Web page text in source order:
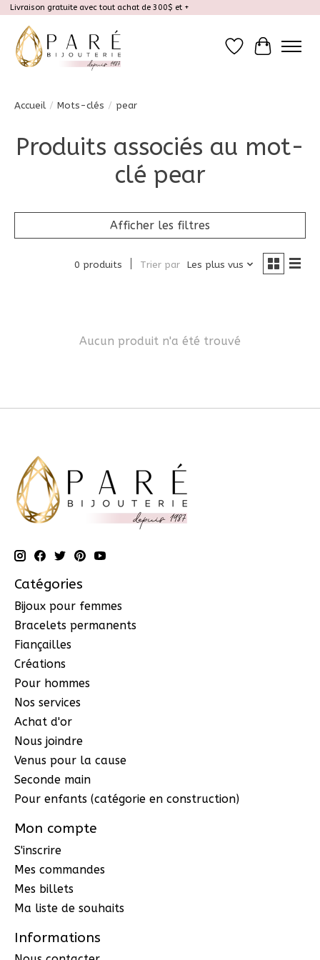
Livraison gratuite avec tout achat de 300$ et +
Liste dePanier
Accueil / Mots-clés / pear
Produits associés au mot-
clé pear
Afficher les filtres
0 produits Trier par Les plus vus
Aucun produit n'a été trouvé
Catégories
Bijoux pour femmes
Bracelets permanents
Fiançailles
Créations
Pour hommes
Nos services
Achat d'or
Nous joindre
Venus pour la cause
Seconde main
Pour enfants (catégorie en construction)
Mon compte
S'inscrire
Mes commandes
Mes billets
Ma liste de souhaits
Informations